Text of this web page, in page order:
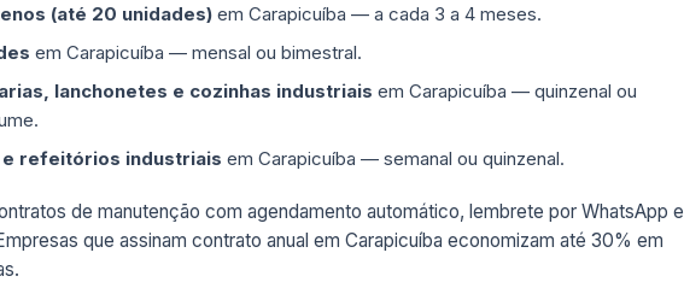
(até 20 unidades)em Carapicuíba — a cada 3 a 4 meses.
em Carapicuíba — mensal ou bimestral.
lanchonetes e cozinhas industriais em Carapicuíba — quinzenal ou
refeitórios industriais em Carapicuíba — semanal ou quinzenal.
de manutenção com agendamento automático, lembrete por WhatsApp e
que assinam contrato anual em Carapicuíba economizam até 30% em